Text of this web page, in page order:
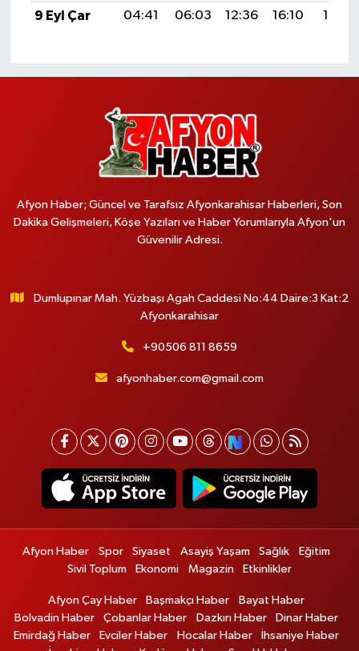
9 Eyl Çar
04:41 06:03 12:36 16:10 18:59
Afyon Haber; Güncel ve Tarafsız Afyonkarahisar Haberleri, Son
Dakika Gelişmeleri, Köşe Yazıları ve Haber Yorumlarıyla Afyon'un
Güvenilir Adresi.
Dumlupınar Mah. Yüzbaşı Agah Caddesi No:44 Daire:3 Kat:2
Afyonkarahisar
+90506 811 8659
afyonhaber.com@gmail.com
Afyon Haber Spor Siyaset Asayiş Yaşam Sağlık
Eğitim
Sivil Toplum
Ekonomi Magazin Etkinlikler
Afyon Çay Haber Başmakçı Haber
Bayat Haber
Bolvadin Haber
Çobanlar Haber Dazkırı Haber
Dinar Haber
Emirdağ Haber
Evciler Haber Hocalar Haber
İhsaniye Haber